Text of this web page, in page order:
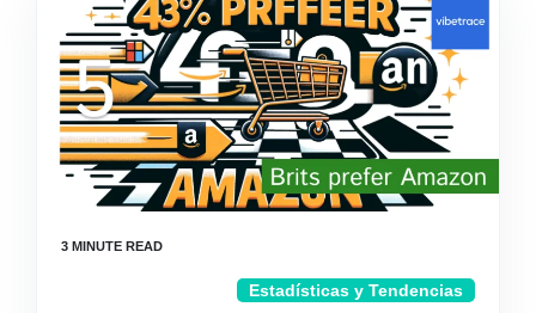
Estadísticas y Tendencias